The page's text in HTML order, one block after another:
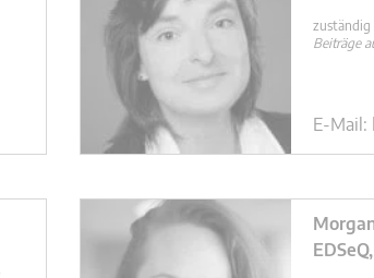
zuständig
Beiträge
E-Mail: